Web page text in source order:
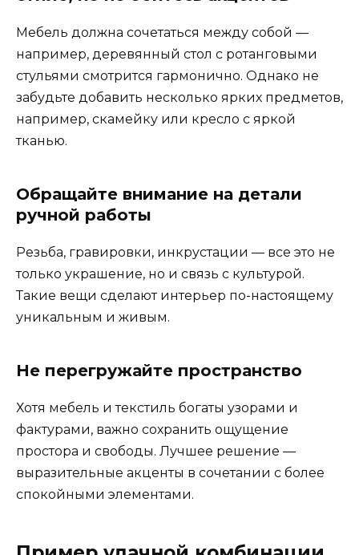
Мебель должна сочетаться между собой —
например, деревянный стол с ротанговыми
стульями смотрится гармонично. Однако не
забудьте добавить несколько ярких предметов,
например, скамейку или кресло с яркой
тканью.
Обращайте внимание на детали
ручной работы
Резьба, гравировки, инкрустации — все это не
только украшение, но и связь с культурой.
Такие вещи сделают интерьер по-настоящему
уникальным и живым.
Не перегружайте пространство
Хотя мебель и текстиль богаты узорами и
фактурами, важно сохранить ощущение
простора и свободы. Лучшее решение —
выразительные акценты в сочетании с более
спокойными элементами.